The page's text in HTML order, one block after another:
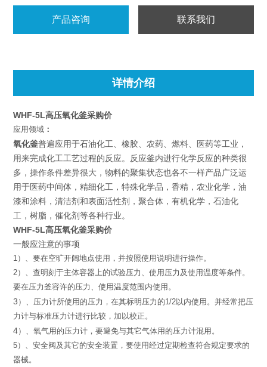
产品咨询 联系我们
详情介绍
WHF-5L高压氧化釜采购价
应用领域 ：
氧化釜普遍应用于石油化工、橡胶、农药、燃料、医药等工业，
用来完成化工工艺过程的反应。反应釜内进行化学反应的种类很
多，操作条件差异很大，物料的聚集状态也各不一样产品广泛运
用于医药中间体，精细化工，特殊化学品，香精，农业化学，油
漆和涂料，清洁剂和表面活性剂，聚合体，有机化学，石油化
工，树脂，催化剂等各种行业。
WHF-5L高压氧化釜采购价
一般应注意的事项
1） 、要在空旷开阔地点使用，并按照使用说明进行操作。
2） 、查明刻于主体容器上的试验压力、使用压力及使用温度等条件。
要在压力釜容许的压力、使用温度范围内使用。
3 ） 、压力计所使用的压力，在其标明压力的1/2以内使用。并经常把压
力计与标准压力计进行比较，加以校正。
4） 、氧气用的压力计，要避免与其它气体用的压力计混用。
5） 、安全阀及其它的安全装置，要使用经过定期检查符合规定要求的
器械。